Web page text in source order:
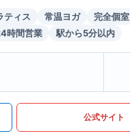
ティス 常温ヨガ 完全個室
時間営業 駅から5分以内
公式サイト